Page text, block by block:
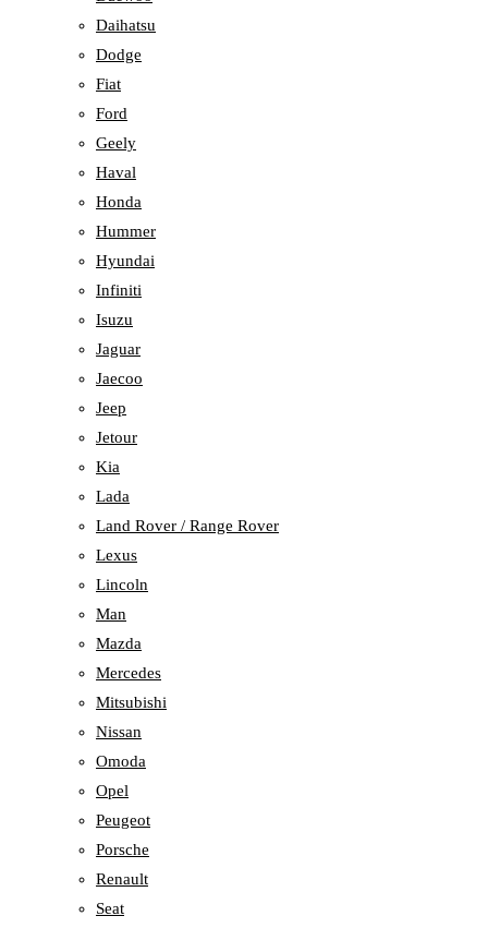
Daihatsu
Dodge
Fiat
Ford
Geely
Haval
Honda
Hummer
Hyundai
Infiniti
Isuzu
Jaguar
Jaecoo
Jeep
Jetour
Kia
Lada
Land Rover / Range Rover
Lexus
Lincoln
Man
Mazda
Mercedes
Mitsubishi
Nissan
Omoda
Opel
Peugeot
Porsche
Renault
Seat